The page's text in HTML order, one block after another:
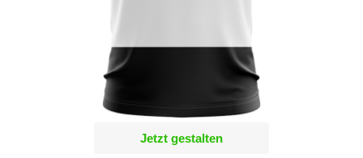
Jetzt gestalten